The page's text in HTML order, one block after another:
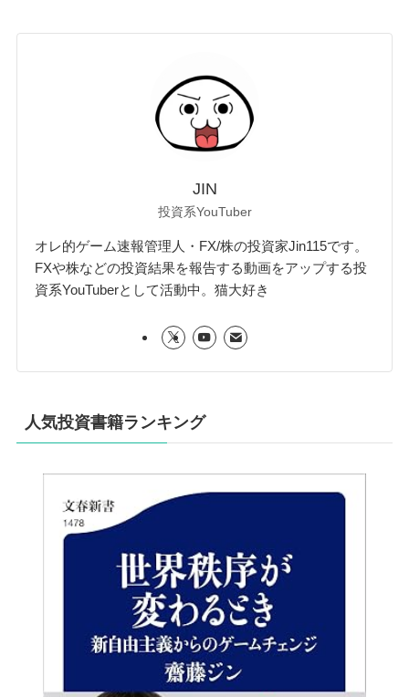
JIN
投資系YouTuber
オレ的ゲーム速報管理人・FX/株の投資家Jin115です。
FXや株などの投資結果を報告する動画をアップする投
資系YouTuberとして活動中。猫大好き
人気投資書籍ランキング